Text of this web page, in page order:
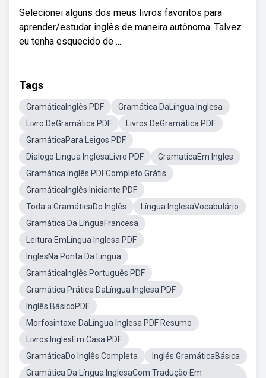
Selecionei alguns dos meus livros favoritos para
aprender/estudar inglês de maneira autônoma. Talvez
eu tenha esquecido de ...
Tags
GramáticaInglês PDF
Gramática DaLíngua Inglesa
Livro DeGramática PDF
Livros DeGramática PDF
GramáticaPara Leigos PDF
Dialogo Lingua InglesaLivro PDF
GramaticaEm Ingles
Gramática Inglês PDFCompleto Grátis
GramáticaInglês Iniciante PDF
Toda a GramáticaDo Inglês
Língua InglesaVocabulário
Gramática Da LínguaFrancesa
Leitura EmLíngua Inglesa PDF
InglesNa Ponta Da Lingua
GramáticaInglês Português PDF
Gramática Prática DaLíngua Inglesa PDF
Inglês BásicoPDF
Morfosintaxe DaLíngua Inglesa PDF Resumo
Livros InglesEm Casa PDF
GramáticaDo Inglês Completa
Inglés GramáticaBásica
Gramática Da Língua InglesaCom Tradução Em